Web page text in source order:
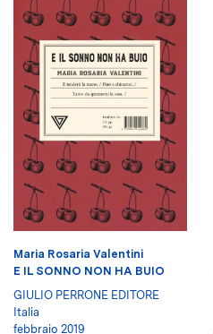
Maria Rosaria Valentini
E IL SONNO NON HA BUIO
GIULIO PERRONE EDITORE
Italia
febbraio 2019